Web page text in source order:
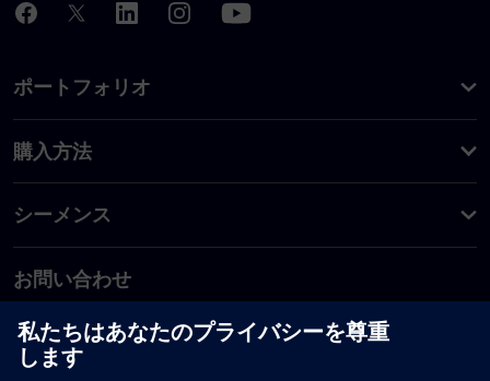
ポートフォリオ
購入方法
シーメンス
お問い合わせ
PLM製品のお問い合わせ
EDA製品のお問い合わせ